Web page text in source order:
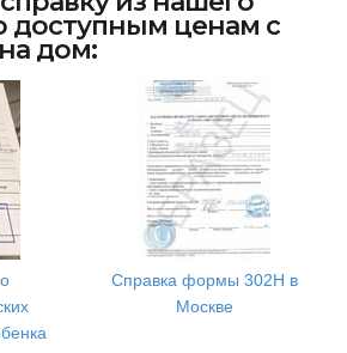
доступным ценам с
дом:
Справка формы 302Н в
Москве